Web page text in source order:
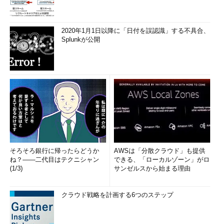
2020年1月1日以降に「日付を誤認識」する不具合、
Splunkが公開
そろそろ銀行に帰ったらどうか
ね？――二代目はテクニシャン
(1/3)
AWSは「分散クラウド」も提供
できる、「ローカルゾーン」がロ
サンゼルスから始まる理由
クラウド戦略を計画する6つのステップ